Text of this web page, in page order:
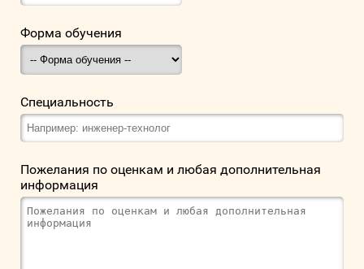
Форма обучения
Специальность
Пожелания по оценкам и любая дополнительная
информация